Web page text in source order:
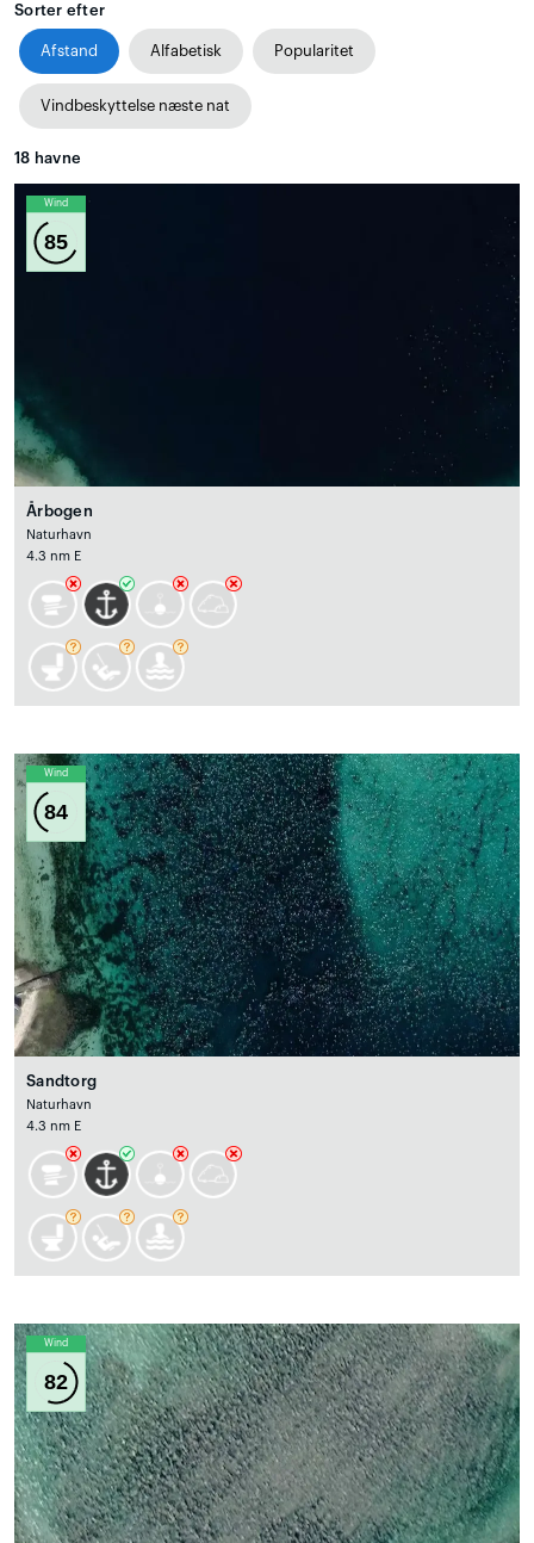
Sorter efter
Afstand Alfabetisk Popularitet
Vindbeskyttelse næste nat
18 havne
Wind
85
Årbogen
Naturhavn
4.3 nm E
Wind
84
Sandtorg
Naturhavn
4.3 nm E
Wind
82